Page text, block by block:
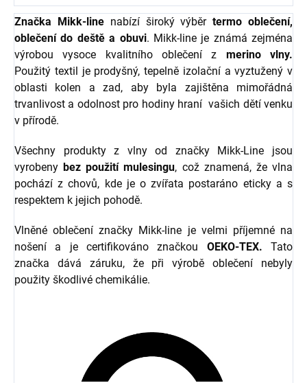
Značka Mikk-linenabízí široký výběrtermo oblečení,
oblečení do deště a obuvi. Mikk-line je známá zejména
výrobou vysoce kvalitního oblečení z merino vlny.
Použitý textil je prodyšný, tepelně izolační a vyztužený v
oblasti kolen a zad, aby byla zajištěna mimořádná
trvanlivost a odolnost pro hodiny hraní vašich dětí venku
v přírodě.
Všechny produkty z vlny od značky Mikk-Line jsou
vyrobenybez použití mulesingu, což znamená, že vlna
pochází z chovů, kde je o zvířata postaráno eticky a s
respektem k jejich pohodě.
Vlněné oblečení značky Mikk-line je velmi příjemné na
nošení a je certifikováno značkou OEKO-TEX. Tato
značka dává záruku, že při výrobě oblečení nebyly
použity škodlivé chemikálie.